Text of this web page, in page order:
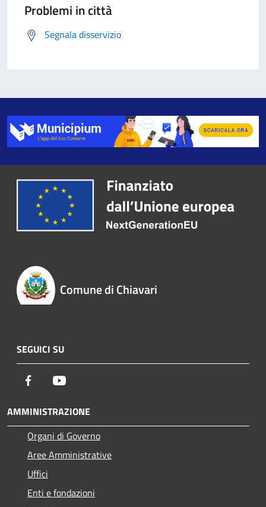
Problemi in città
Segnala disservizio
Comune di Chiavari
SEGUICI SU
Facebook
AMMINISTRAZIONE
Organi di Governo
Aree Amministrative
Uffici
Enti e fondazioni